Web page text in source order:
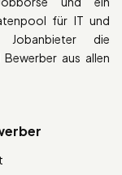
für IT und
die
aus allen